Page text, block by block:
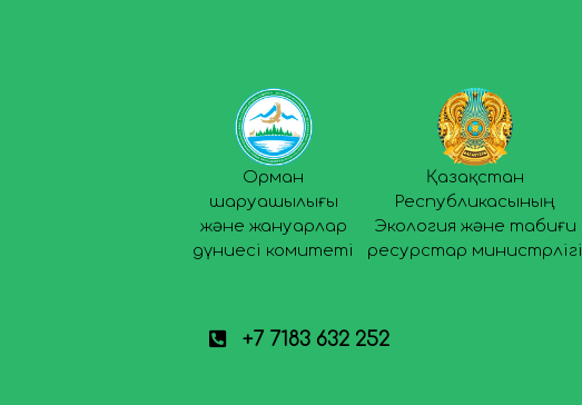
Орман
шаруашылығы
және жануарлар
дүниесі комитеті
Қазақстан
Республикасының
Экология және табиғи
ресурстар министрлігі
+7 7183 632 252